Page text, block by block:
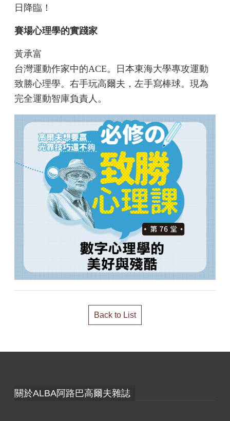
日降臨！
賽場心理學的實踐家
黃承富
台灣運動作家中的ACE。日本東海大學專攻運動
致勝心理學。右手玩高爾夫，左手寫棒球。現為
完全運動智庫負責人。
Back to List
關於ALBA阿路巴高爾夫雜誌